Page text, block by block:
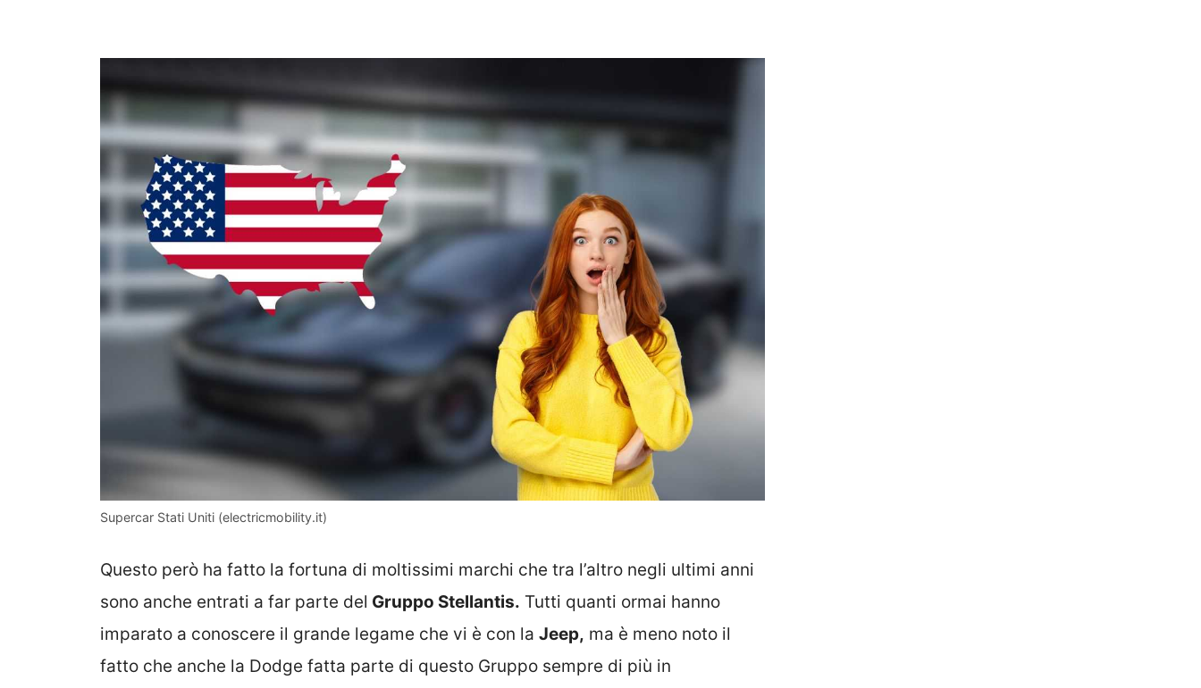
Supercar Stati Uniti (electricmobility.it)
Questo però ha fatto la fortuna di moltissimi marchi che tra l’altro negli ultimi anni
sono anche entrati a far parte del Gruppo Stellantis. Tutti quanti ormai hanno
imparato a conoscere il grande legame che vi è con la Jeep, ma è meno noto il
fatto che anche la Dodge fatta parte di questo Gruppo sempre di più in